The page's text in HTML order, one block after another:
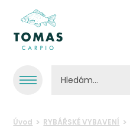
Úvod RYBÁŘSKÉ VYBAVENÍ